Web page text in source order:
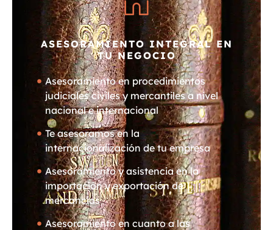
ASESORAMIENTO INTEGRAL EN
TU NEGOCIO
Asesoramiento en procedimientos
judiciales civiles y mercantiles a nivel
nacional e internacional
Te asesoramos en la
internacionalización de tu empresa
Asesoramiento y asistencia en la
importación y exportación de
mercancías
Asesoramiento en cuanto a las